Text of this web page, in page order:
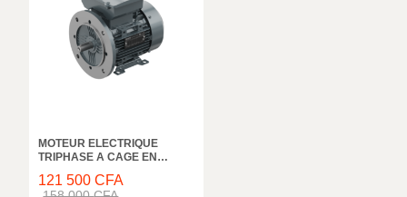
MOTEUR ELECTRIQUE
TRIPHASE A CAGE EN
2EL063M4C, 1500 TR/MIN,
121 500CFA